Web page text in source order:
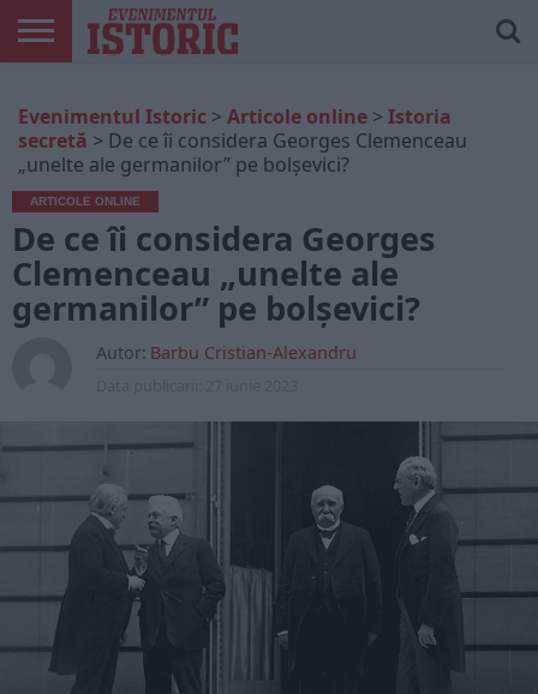
ONLINE
EDIȚII
TIPĂRITE
ISTORIC
PLAY
CONTUL
MEU
Evenimentul Istoric > Articole online > Istoria
secretă > De ce îi considera Georges Clemenceau
„unelte ale germanilor” pe bolșevici?
ARTICOLE ONLINE
De ce îi considera Georges
Clemenceau „unelte ale
germanilor” pe bolșevici?
Autor: Barbu Cristian-Alexandru